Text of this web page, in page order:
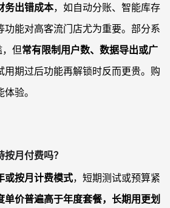
务出错成本，如自动分账、智能库存
功能对高客流门店尤为重要。部分系
，但常有限制用户数、数据导出或广
用期过后功能再解锁时反而更贵。购
验。
月付费吗？
或按月计费模式，短期测试或预算紧
单价普遍高于年度套餐，长期用更划